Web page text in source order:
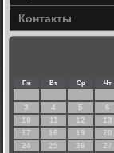
Контакты
Пн Вт Ср Чт
3
4 5 6
10
11 12 13
17
18 19 20
24
25 26 27